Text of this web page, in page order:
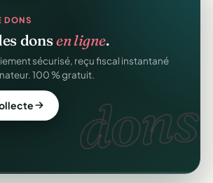
dons.
DONS
donsen ligne.
sécurisé, reçu fiscal instantané
100 % gratuit.